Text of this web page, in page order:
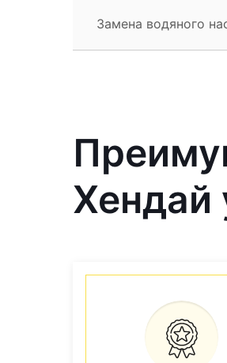
Замена водяного
Хендай